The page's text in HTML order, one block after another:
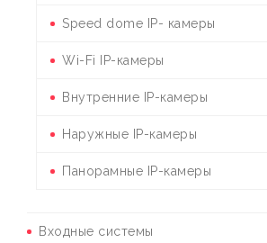
Speed dome IP- камеры
Wi-Fi IP-камеры
Внутренние IP-камеры
Наружные IP-камеры
Панорамные IP-камеры
Входные системы